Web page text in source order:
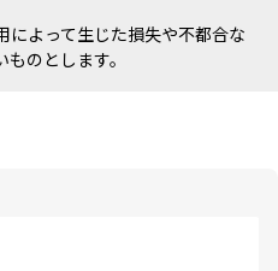
によって生じた損失や不都合な
のとします。